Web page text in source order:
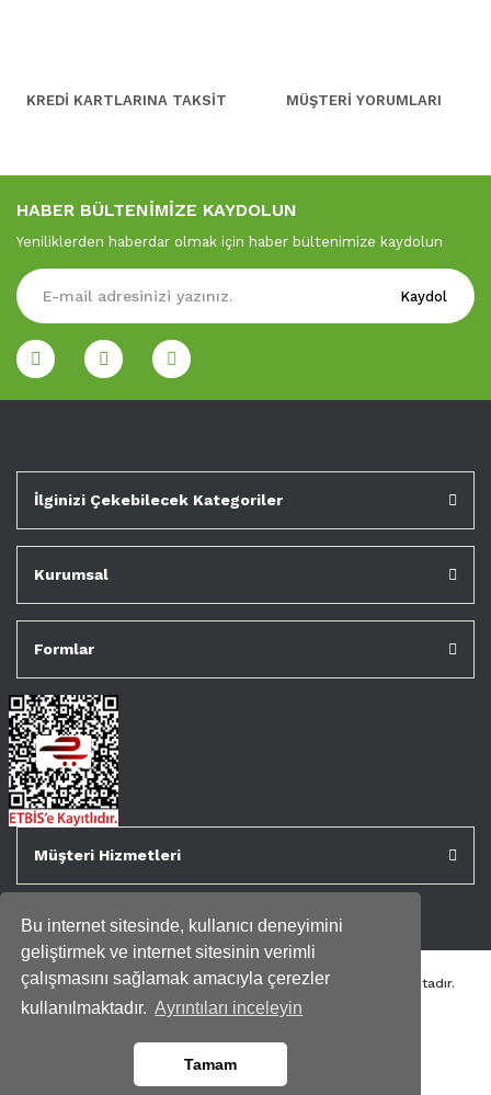
Bu internet sitesinde, kullanıcı deneyimini
geliştirmek ve internet sitesinin verimli
çalışmasını sağlamak amacıyla çerezler
kullanılmaktadır. Ayrıntıları inceleyin
Tamam
KREDİ KARTLARINA TAKSİT MÜŞTERİ YORUMLARI
HABER BÜLTENİMİZE KAYDOLUN
Yeniliklerden haberdar olmak için haber bültenimize kaydolun
Kaydol
İlginizi Çekebilecek Kategoriler
Kurumsal
Formlar
Müşteri Hizmetleri
Tüm kredi kartı bilgileriniz 256bit SSL Sertifikası ile korunmaktadır.
Genispencere.com Tüm Hakları Saklıdır.